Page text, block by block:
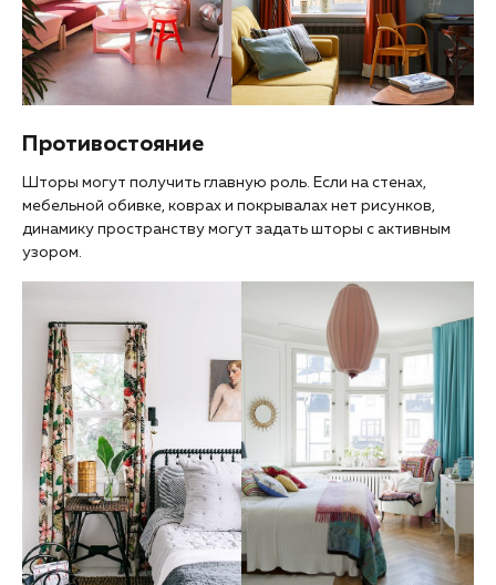
Противостояние
Шторы могут получить главную роль. Если на стенах,
мебельной обивке, коврах и покрывалах нет рисунков,
динамику пространству могут задать шторы с активным
узором.